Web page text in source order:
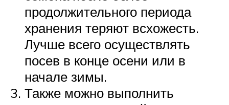
продолжительного периода
хранения теряют всхожесть.
Лучше всего осуществлять
посев в конце осени или в
начале зимы.
Также можно выполнить